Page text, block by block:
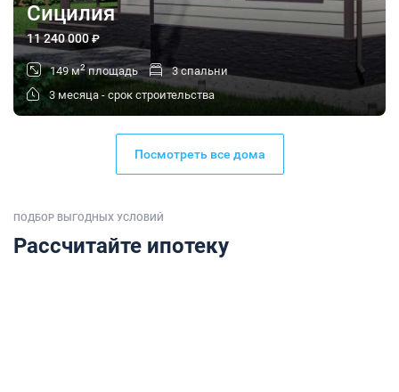
Сицилия
11 240 000₽
149 м2площадь
3 спальни
3 месяца - срок строительства
Посмотреть все дома
ПОДБОР ВЫГОДНЫХ УСЛОВИЙ
Рассчитайте ипотеку